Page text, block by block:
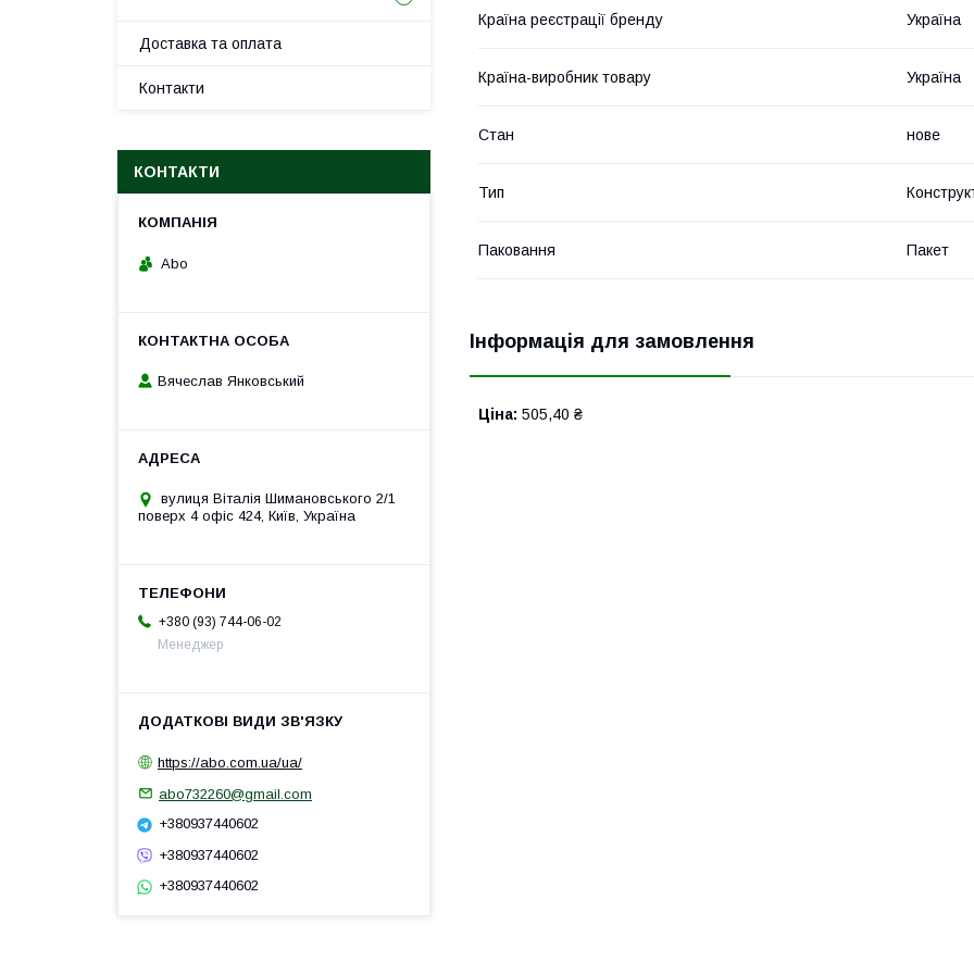
Країна реєстрації бренду Україна
Країна-виробник товару Україна
Стан нове
Тип
Паковання Пакет
Інформація для замовлення
Ціна: 505,40 ₴
Доставка та оплата
Контакти
КОНТАКТИ
Abo
Вячеслав Янковський
вулиця Віталія Шимановського 2/1
поверх 4 офіс 424, Київ, Україна
+380 (93) 744-06-02
Менеджер
https://abo.com.ua/ua/
abo732260@gmail.com
+380937440602
+380937440602
+380937440602